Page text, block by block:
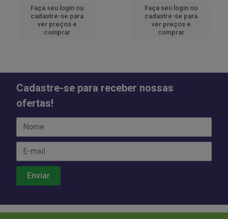
Faça seu login ou
cadastre-se para
ver preços e
comprar
Faça seu login ou
cadastre-se para
ver preços e
comprar
Cadastre-se para receber nossas
ofertas!